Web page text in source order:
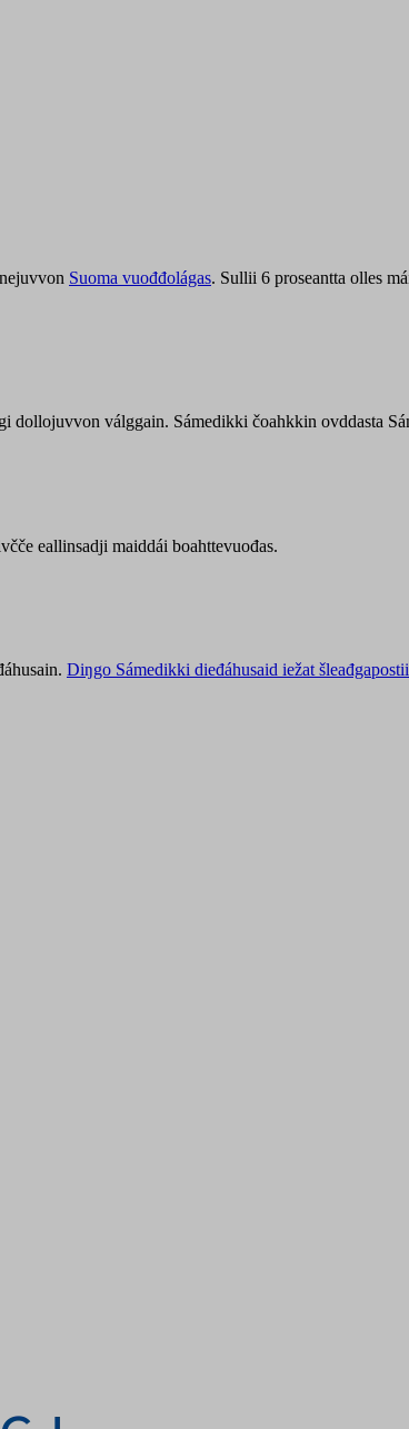
Suoma vuođđolágas. Sullii 6 proseantta olles
dollojuvvon válggain. Sámedikki čoahkkin ovddasta
eallinsadji maiddái boahttevuođas.
Diŋgo Sámedikki dieđáhusaid iežat šleađgapostii